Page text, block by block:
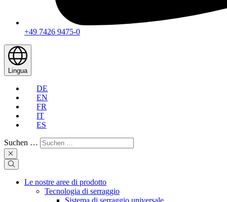
+49 7426 9475-0
Lingua
DE
EN
FR
IT
ES
Suchen …
Le nostre aree di prodotto
Tecnologia di serraggio
Sistema di serraggio universale